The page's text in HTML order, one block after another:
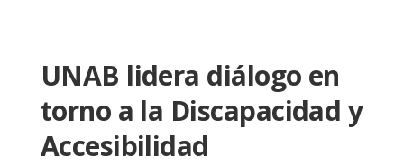
UNAB lidera diálogo en
torno a la Discapacidad y
Accesibilidad